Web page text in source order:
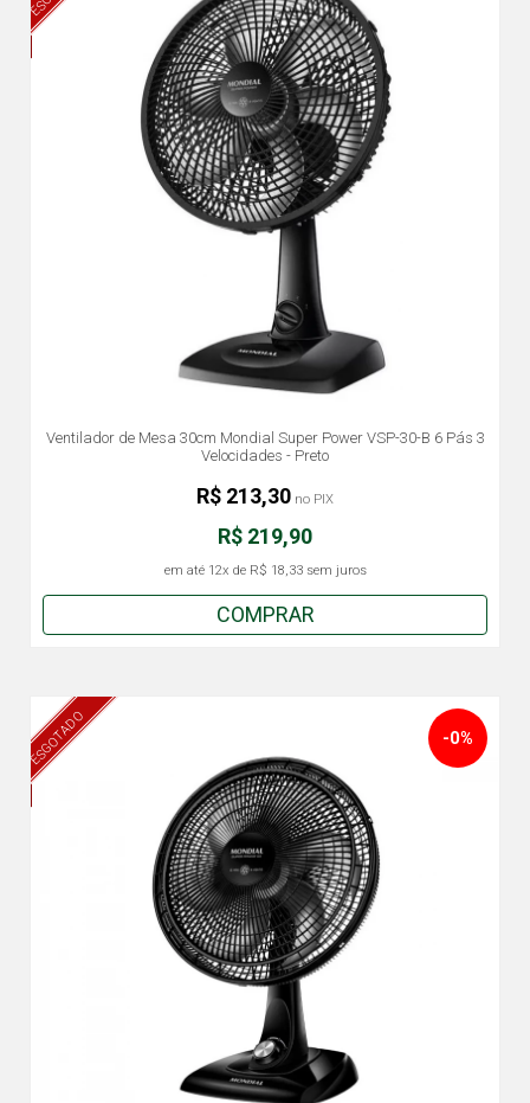
Ventilador de Mesa 30cm Mondial Super Power VSP-30-B 6 Pás 3
Velocidades - Preto
R$ 219,90
em até 12x de R$ 18,33sem juros
R$ 213,30 no PIX
COMPRAR
ESGOTADO -0%